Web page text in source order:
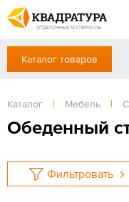
ОТДЕЛОЧНЫЕ МАТЕРИАЛЫ
Скидки
Акции
Готовые решения
Доставка и оплата
Отзывы
+7 (861) 212-10-58
Сб, Вс — выходной
ЗАКАЗАТЬ ЗВОНОК
Каталог товаров
Каталог | Мебель |
Обеденный
Фильтровать